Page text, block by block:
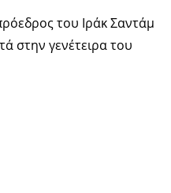
του Ιράκ Σαντάμ
στην γενέτειρα του